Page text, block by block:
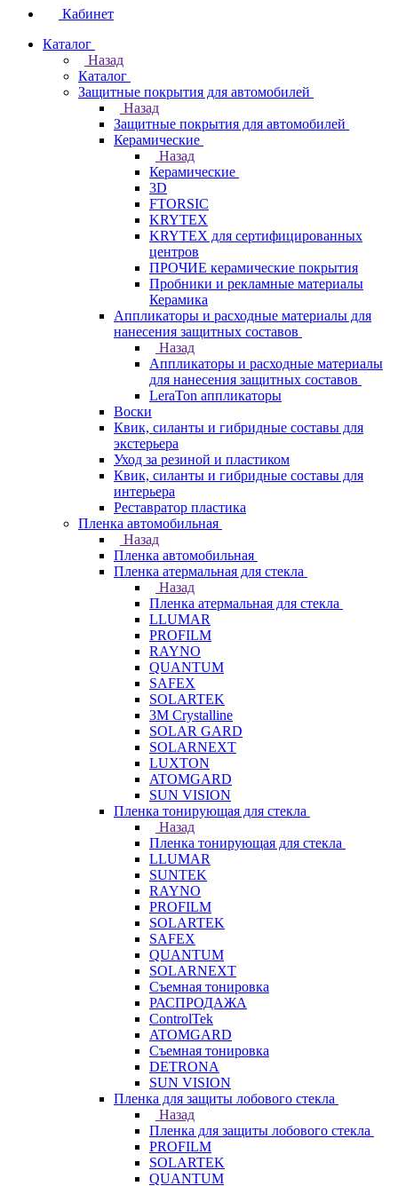
Кабинет
Каталог
Назад
Каталог
Защитные покрытия для автомобилей
Назад
Защитные покрытия для автомобилей
Керамические
Назад
Керамические
3D
FTORSIC
KRYTEX
KRYTEX для сертифицированных
центров
ПРОЧИЕ керамические покрытия
Пробники и рекламные материалы
Керамика
Аппликаторы и расходные материалы для
нанесения защитных составов
Назад
Аппликаторы и расходные материалы
для нанесения защитных составов
LeraTon аппликаторы
Воски
Квик, силанты и гибридные составы для
экстерьера
Уход за резиной и пластиком
Квик, силанты и гибридные составы для
интерьера
Реставратор пластика
Пленка автомобильная
Назад
Пленка автомобильная
Пленка атермальная для стекла
Назад
Пленка атермальная для стекла
LLUMAR
PROFILM
RAYNO
QUANTUM
SAFEX
SOLARTEK
3M Crystalline
SOLAR GARD
SOLARNEXT
LUXTON
ATOMGARD
SUN VISION
Пленка тонирующая для стекла
Назад
Пленка тонирующая для стекла
LLUMAR
SUNTEK
RAYNO
PROFILM
SOLARTEK
SAFEX
QUANTUM
SOLARNEXT
Съемная тонировка
РАСПРОДАЖА
ControlTek
ATOMGARD
Съемная тонировка
DETRONA
SUN VISION
Пленка для защиты лобового стекла
Назад
Пленка для защиты лобового стекла
PROFILM
SOLARTEK
QUANTUM